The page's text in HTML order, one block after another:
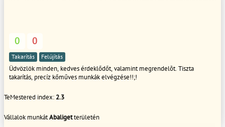
0 0
Takarítás Felújítás
Üdvözlök minden, kedves érdeklődőt, valamint megrendelõt. Tiszta
takarítás, precíz kőműves munkák elvégzése!!;!
TeMestered index:2.3
Vállalok munkátAbaligetterületén